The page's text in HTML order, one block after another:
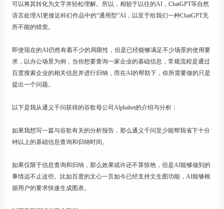
可以将其转化为文字并轻松理解。所以，相较于以往的AI，ChatGPT等自然
语言处理AI更接近科幻作品中的“通用型”AI，以至于给我们一种ChatGPT无
所不能的错觉。
即使现在的AI仍然有着不少的局限性，但是已经能够满足不少场景的使用要
求，以办公场景为例，当你想要查询一家企业的基础信息，常规流程是通过
百度搜索企业的相关信息并进行归纳，而在AI的帮助下，你所需要做的只是
提出一个问题。
以下是我从通义千问获得的谷歌母公司Alphabet的介绍与分析：
如果我想写一篇与谷歌有关的分析报告，那么通义千问至少能帮我省下十分
钟以上的基础信息查询和归纳时间。
如果仅限于信息查询和归纳，那么效果或许还不算惊艳，但是AI能够做到的
事情远不止这些。比如百度的文心一言如今已经支持文生图功能，AI能够根
据用户的要求快速生成图表。